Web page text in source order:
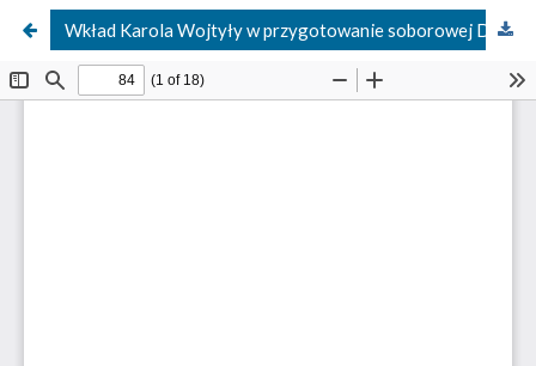
Wkład Karola Wojtyły w przygotowanie soborowej Deklaracji o wolności religijnej ‘Dignitatis humanae’